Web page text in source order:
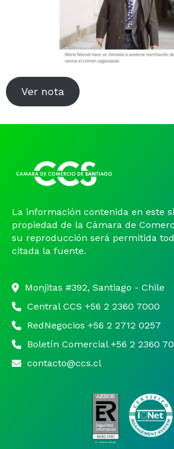
Ver nota
La información contenida en este
propiedad de la Cámara de
su reproducción será permitida
citada la fuente.
Monjitas #392, Santiago - Chile
Central CCS +56 2 2360 7000
RedNegocios +56 2 2712 0257
Boletín Comercial +56 2 2360
contacto@ccs.cl